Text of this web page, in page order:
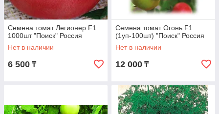
Семена томат Легионер F1
1000шт "Поиск" Россия
Нет в наличии
6 500 ₸
Семена томат Огонь F1
(1уп-100шт) "Поиск" Россия
Нет в наличии
12 000 ₸